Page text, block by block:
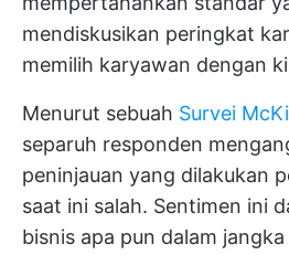
mendiskusikan peringkat
memilih karyawan dengan
Menurut sebuah Survei
separuh responden
peninjauan yang dilakukan
saat ini salah. Sentimen ini
bisnis apa pun dalam